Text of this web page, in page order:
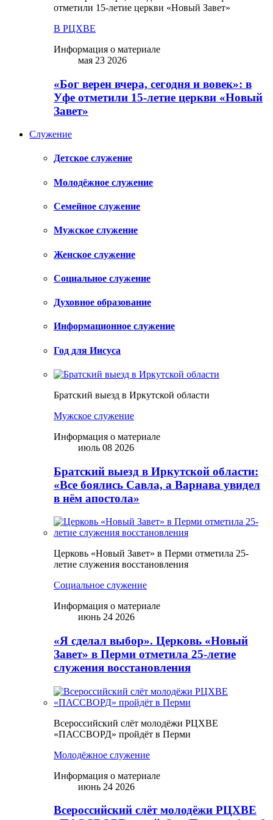
отметили 15-летие церкви «Новый Завет»
В РЦХВЕ
Информация о материале
мая 23 2026
«Бог верен вчера, сегодня и вовек»: в
Уфе отметили 15-летие церкви «Новый
Завет»
Служение
Детское служение
Молодёжное служение
Семейное служение
Мужское служение
Женское служение
Социальное служение
Духовное образование
Информационное служение
Год для Иисуса
Братский выезд в Иркутской области
Мужское служение
Информация о материале
июль 08 2026
Братский выезд в Иркутской области:
«Все боялись Савла, а Варнава увидел
в нём апостола»
Церковь «Новый Завет» в Перми отметила 25-
летие служения восстановления
Социальное служение
Информация о материале
июнь 24 2026
«Я сделал выбор». Церковь «Новый
Завет» в Перми отметила 25-летие
служения восстановления
Всероссийский слёт молодёжи РЦХВЕ
«ПАССВОРД» пройдёт в Перми
Молодёжное служение
Информация о материале
июнь 24 2026
Всероссийский слёт молодёжи РЦХВЕ